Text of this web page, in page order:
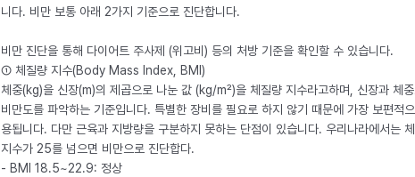
니다. 비만 보통 아래 2가지 기준으로 진단합니다.
비만 진단을 통해 다이어트 주사제 (위고비) 등의 처방 기준을 확인할 수 있습니다.
① 체질량 지수(Body Mass Index, BMI)
체중(kg)을 신장(m)의 제곱으로 나눈 값 (kg/m²)을 체질량 지수라고하며, 신장과 체
비만도를 파악하는 기준입니다. 특별한 장비를 필요로 하지 않기 때문에 가장 보편적
용됩니다. 다만 근육과 지방량을 구분하지 못하는 단점이 있습니다. 우리나라에서는
지수가 25를 넘으면 비만으로 진단합다.
- BMI 18.5~22.9: 정상